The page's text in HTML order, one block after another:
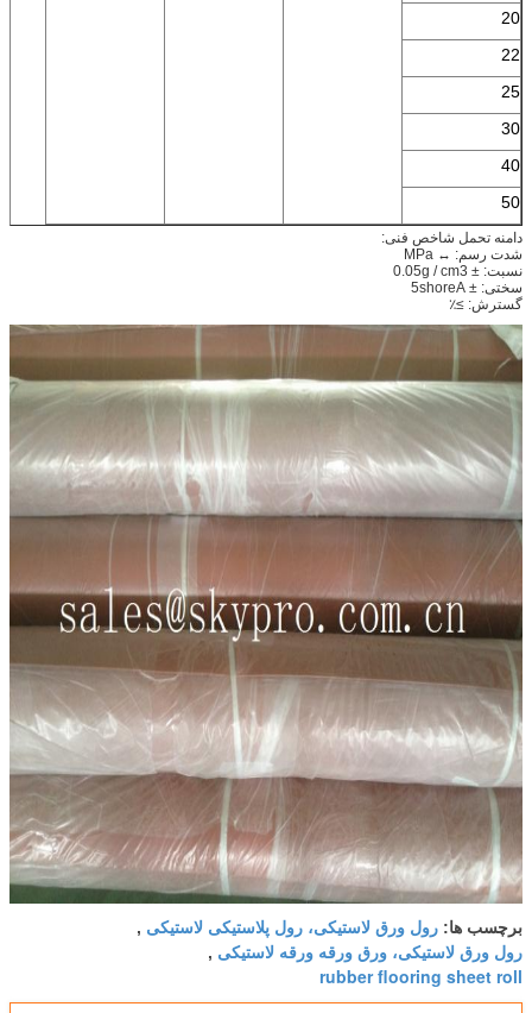
20
22
25
30
40
50
دامنه تحمل شاخص فنی:
شدت رسم: ↔ MPa
نسبت: ± 0.05g / cm3
سختی: ± 5shoreA
گسترش: ≥٪
برچسب ها: رول ورق لاستیکی، رول پلاستیکی لاستیکی ,
رول ورق لاستیکی، ورق ورقه ورقه لاستیکی ,
rubber flooring sheet roll